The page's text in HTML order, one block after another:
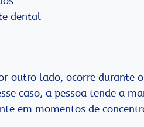
dental
outro lado, ocorre durante
caso, a pessoa tende a
em momentos de